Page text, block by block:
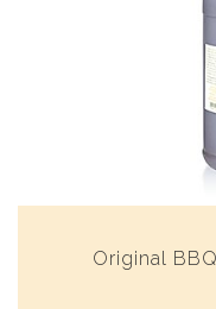
Original